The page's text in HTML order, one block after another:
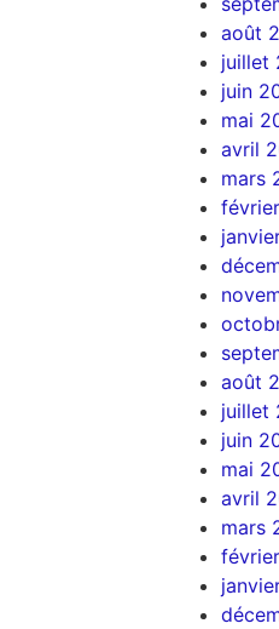
août
juillet
juin
mai
avril
mars
août
juillet
juin
mai
avril
mars